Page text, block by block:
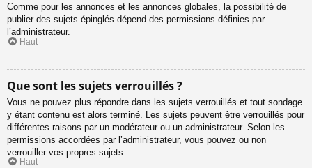
Comme pour les annonces et les annonces globales, la possibilité de
publier des sujets épinglés dépend des permissions définies par
l’administrateur.
Haut
Que sont les sujets verrouillés ?
Vous ne pouvez plus répondre dans les sujets verrouillés et tout sondage
y étant contenu est alors terminé. Les sujets peuvent être verrouillés pour
différentes raisons par un modérateur ou un administrateur. Selon les
permissions accordées par l’administrateur, vous pouvez ou non
verrouiller vos propres sujets.
Haut